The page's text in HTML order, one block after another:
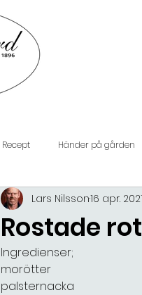
Recept Händer på gården
Rostade
Lars Nilsson16 apr. 2021
Ingredienser;
morötter
palsternacka